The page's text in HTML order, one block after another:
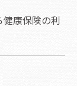
健康保険の利